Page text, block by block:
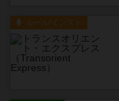
ルール/インスト